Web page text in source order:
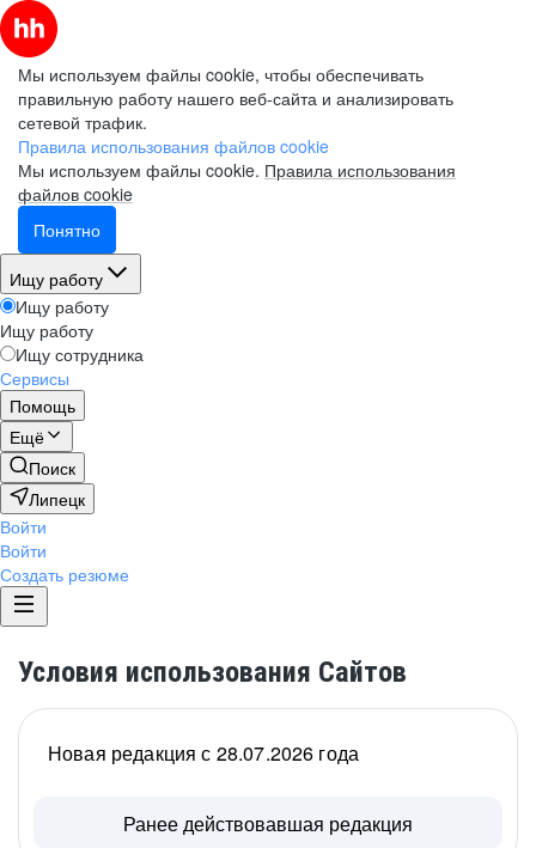
Мы используем файлы cookie, чтобы обеспечивать
правильную работу нашего веб-сайта и анализировать
сетевой трафик.
Правила использования файлов cookie
Мы используем файлы cookie. Правила использования
файлов cookie
Понятно
Ищу работу
Ищу работу
Ищу работу
Ищу сотрудника
Сервисы
Помощь
Ещё
Поиск
Липецк
Войти
Войти
Создать резюме
Условия использования Сайтов
Новая редакция с 28.07.2026 года
Ранее действовавшая редакция